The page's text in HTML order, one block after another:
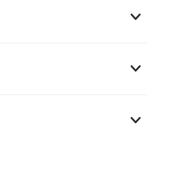
keyboard_arrow_down
keyboard_arrow_down
keyboard_arrow_down